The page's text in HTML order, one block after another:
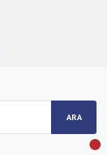
ARA